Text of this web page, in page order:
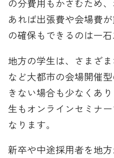
の分費用もかさむため
あれば出張費や会場費
の確保もできるのは一石
地方の学生は、さまざ
など大都市の会場開催
きない場合も少なくあ
生もオンラインセミナ
なります。
新卒や中途採用者を地